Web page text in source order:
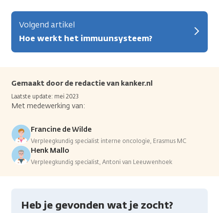
Volgend artikel
Hoe werkt het immuunsysteem?
Gemaakt door de redactie van kanker.nl
Laatste update: mei 2023
Met medewerking van:
Francine de Wilde
Verpleegkundig specialist interne oncologie, Erasmus MC
Henk Mallo
Verpleegkundig specialist, Antoni van Leeuwenhoek
Heb je gevonden wat je zocht?